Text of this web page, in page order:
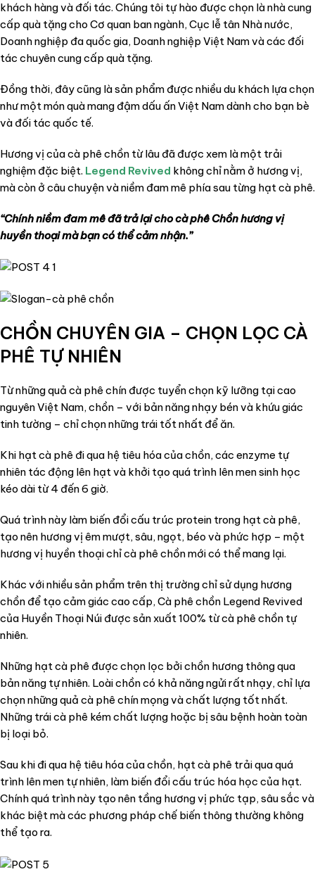
khách hàng và đối tác. Chúng tôi tự hào được chọn là nhà cung
cấp quà tặng cho Cơ quan ban ngành, Cục lễ tân Nhà nước,
Doanh nghiệp đa quốc gia, Doanh nghiệp Việt Nam và các đối
tác chuyên cung cấp quà tặng.
Đồng thời, đây cũng là sản phẩm được nhiều du khách lựa chọn
như một món quà mang đậm dấu ấn Việt Nam dành cho bạn bè
và đối tác quốc tế.
Hương vị của cà phê chồn từ lâu đã được xem là một trải
nghiệm đặc biệt. Legend Revived không chỉ nằm ở hương vị,
mà còn ở câu chuyện và niềm đam mê phía sau từng hạt cà phê.
“Chính niềm đam mê đã trả lại cho cà phê Chồn hương vị
huyền thoại mà bạn có thể cảm nhận.”
CHỒN CHUYÊN GIA – CHỌN LỌC CÀ
PHÊ TỰ NHIÊN
Từ những quả cà phê chín được tuyển chọn kỹ lưỡng tại cao
nguyên Việt Nam, chồn – với bản năng nhạy bén và khứu giác
tinh tường – chỉ chọn những trái tốt nhất để ăn.
Khi hạt cà phê đi qua hệ tiêu hóa của chồn, các enzyme tự
nhiên tác động lên hạt và khởi tạo quá trình lên men sinh học
kéo dài từ 4 đến 6 giờ.
Quá trình này làm biến đổi cấu trúc protein trong hạt cà phê,
tạo nên hương vị êm mượt, sâu, ngọt, béo và phức hợp – một
hương vị huyền thoại chỉ cà phê chồn mới có thể mang lại.
Khác với nhiều sản phẩm trên thị trường chỉ sử dụng hương
chồn để tạo cảm giác cao cấp, Cà phê chồn Legend Revived
của Huyền Thoại Núi được sản xuất 100% từ cà phê chồn tự
nhiên.
Những hạt cà phê được chọn lọc bởi chồn hương thông qua
bản năng tự nhiên. Loài chồn có khả năng ngửi rất nhạy, chỉ lựa
chọn những quả cà phê chín mọng và chất lượng tốt nhất.
Những trái cà phê kém chất lượng hoặc bị sâu bệnh hoàn toàn
bị loại bỏ.
Sau khi đi qua hệ tiêu hóa của chồn, hạt cà phê trải qua quá
trình lên men tự nhiên, làm biến đổi cấu trúc hóa học của hạt.
Chính quá trình này tạo nên tầng hương vị phức tạp, sâu sắc và
khác biệt mà các phương pháp chế biến thông thường không
thể tạo ra.